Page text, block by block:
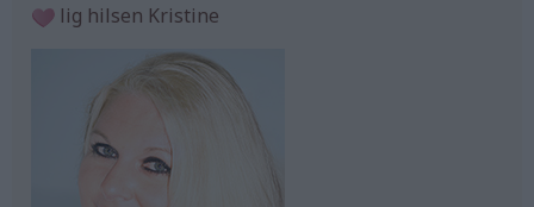
lig hilsen Kristine